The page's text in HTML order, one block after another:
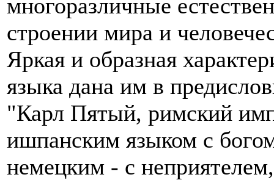
многоразличные
строении мира и
Яркая и образная
языка дана им в
"Карл Пятый, римский
ишпанским языком с
немецким - с